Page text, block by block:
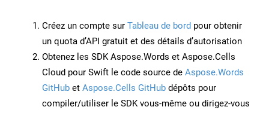
Créez un compte sur Tableau de bord pour obtenir
un quota d’API gratuit et des détails d’autorisation
Obtenez les SDK Aspose.Words et Aspose.Cells
Cloud pour Swift le code source de Aspose.Words
GitHub et Aspose.Cells GitHub dépôts pour
compiler/utiliser le SDK vous-même ou dirigez-vous